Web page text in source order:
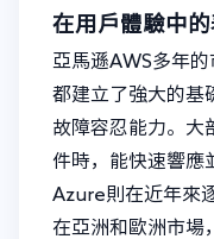
在用戶體驗中的
亞馬遜AWS多年
都建立了強大的基
故障容忍能力。大
件時，能快速響應
Azure則在近年來
在亞洲和歐洲市場